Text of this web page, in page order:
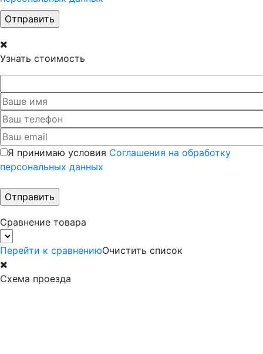
Узнать стоимость
Я принимаю условия Соглашения на обработку
персональных данных
Сравнение товара
Перейти к сравнениюОчистить список
Схема проезда